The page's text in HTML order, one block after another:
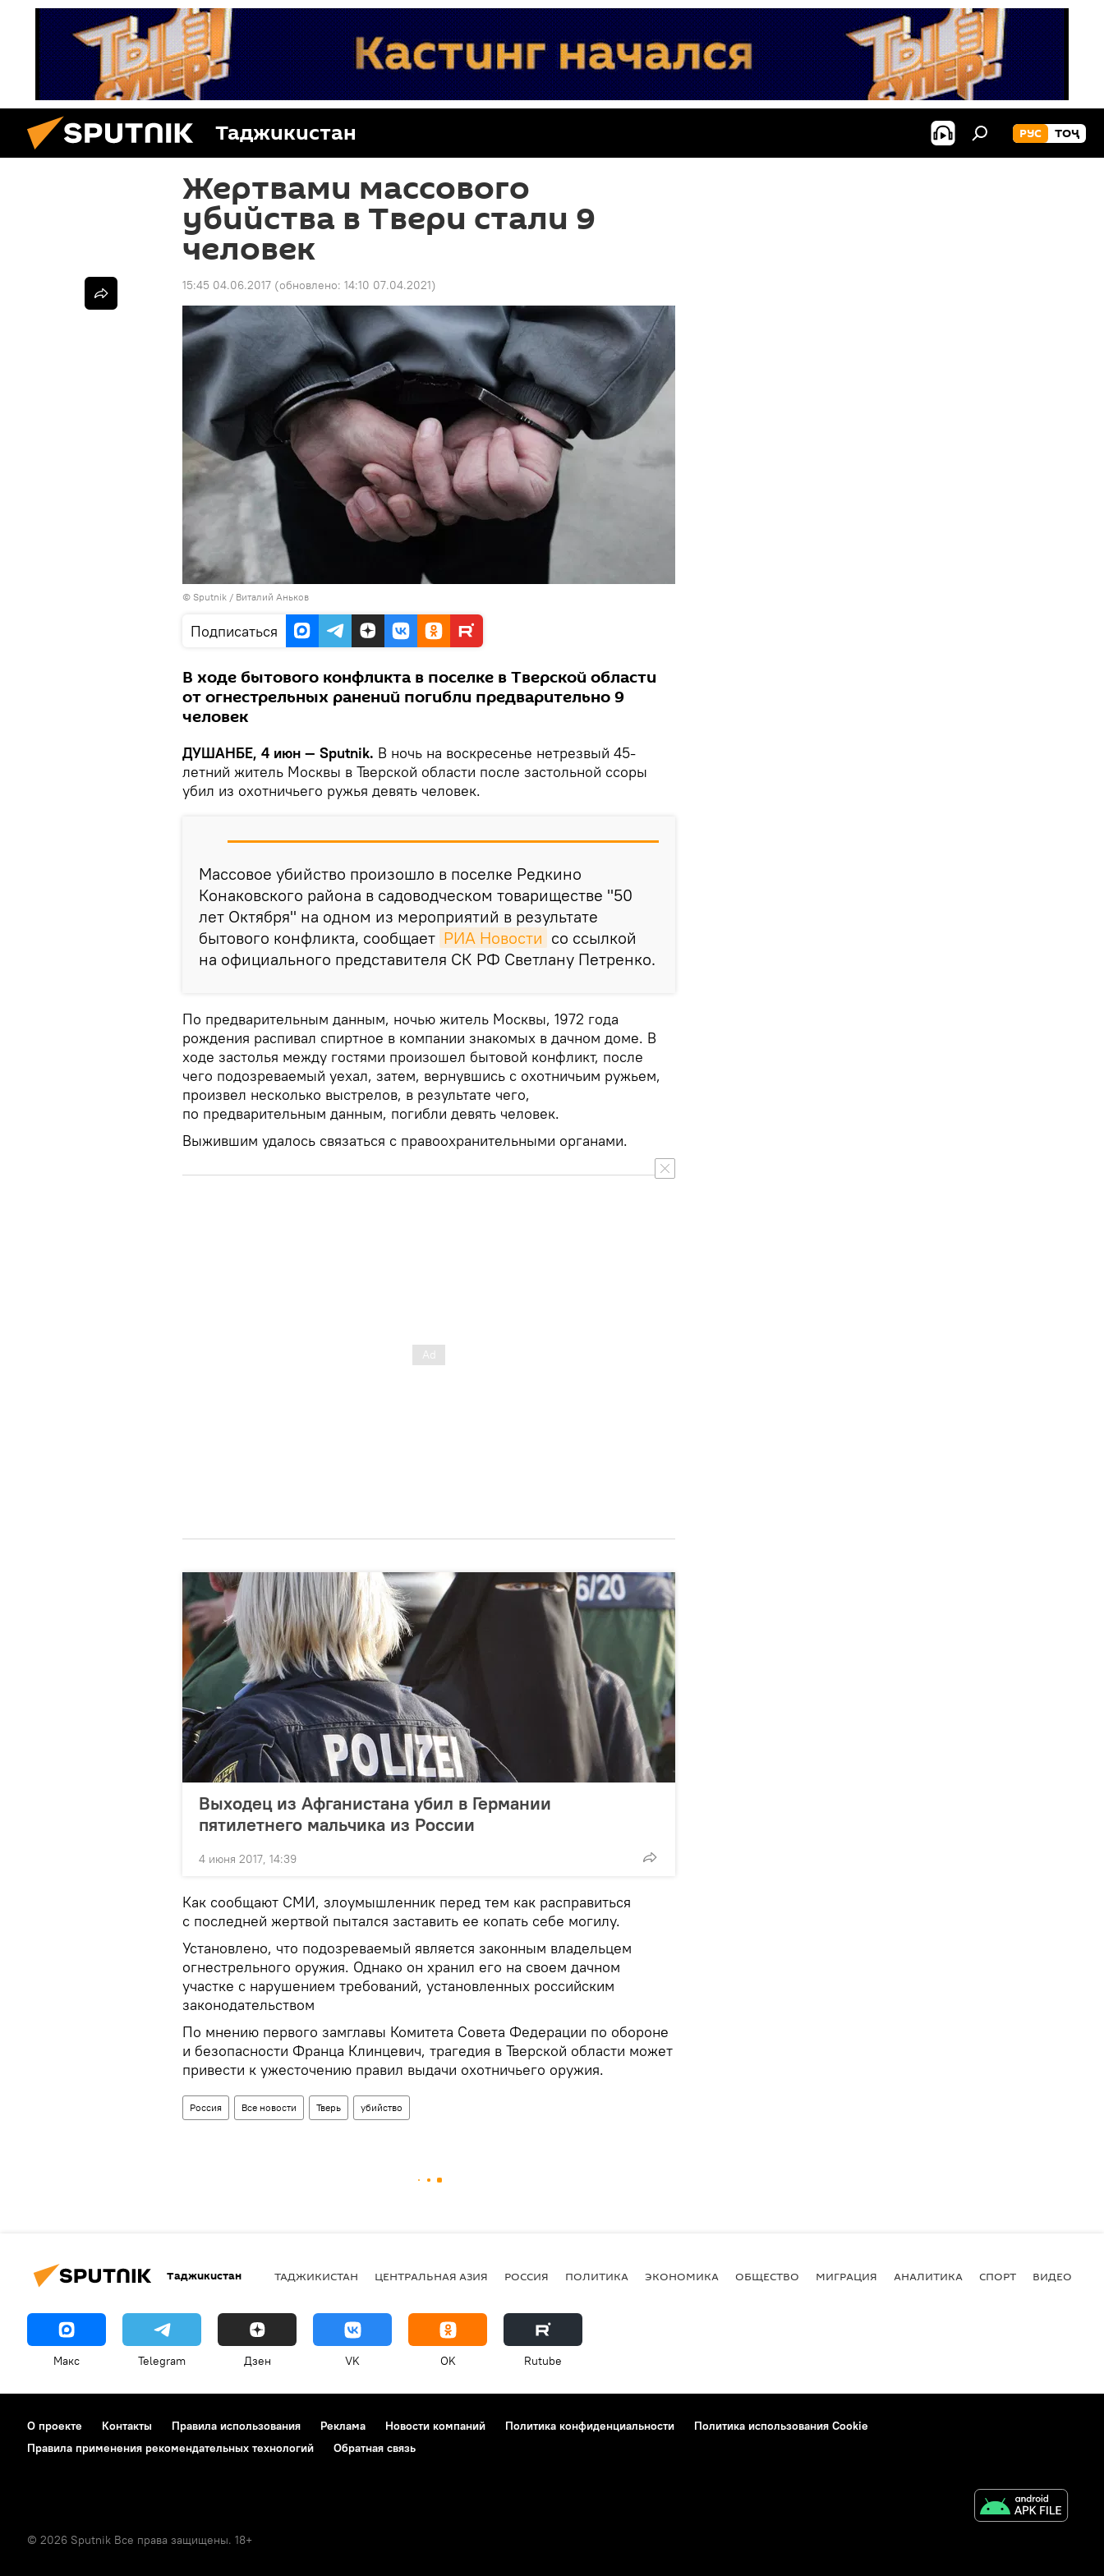
Таджикистан РУС ТОҶ
Жертвами массового
убийства в Твери стали 9
человек
15:45 04.06.2017 (обновлено: 14:10 07.04.2021)
© Sputnik / Виталий Аньков
Подписаться
В ходе бытового конфликта в поселке в Тверской области
от огнестрельных ранений погибли предварительно 9
человек
ДУШАНБЕ, 4 июн — Sputnik. В ночь на воскресенье нетрезвый 45-
летний житель Москвы в Тверской области после застольной ссоры
убил из охотничьего ружья девять человек.
Массовое убийство произошло в поселке Редкино
Конаковского района в садоводческом товариществе "50
лет Октября" на одном из мероприятий в результате
бытового конфликта, сообщает РИА Новости со ссылкой
на официального представителя СК РФ Светлану Петренко.
По предварительным данным, ночью житель Москвы, 1972 года
рождения распивал спиртное в компании знакомых в дачном доме. В
ходе застолья между гостями произошел бытовой конфликт, после
чего подозреваемый уехал, затем, вернувшись с охотничьим ружьем,
произвел несколько выстрелов, в результате чего,
по предварительным данным, погибли девять человек.
Выжившим удалось связаться с правоохранительными органами.
Выходец из Афганистана убил в Германии
пятилетнего мальчика из России
4 июня 2017, 14:39
Как сообщают СМИ, злоумышленник перед тем как расправиться
с последней жертвой пытался заставить ее копать себе могилу.
Установлено, что подозреваемый является законным владельцем
огнестрельного оружия. Однако он хранил его на своем дачном
участке с нарушением требований, установленных российским
законодательством
По мнению первого замглавы Комитета Совета Федерации по обороне
и безопасности Франца Клинцевич, трагедия в Тверской области может
привести к ужесточению правил выдачи охотничьего оружия.
Россия Все новости Тверь убийство
Таджикистан ТАДЖИКИСТАН ЦЕНТРАЛЬНАЯ АЗИЯ РОССИЯ ПОЛИТИКА ЭКОНОМИКА ОБЩЕСТВО МИГРАЦИЯ АНАЛИТИКА СПОРТ ВИДЕО
Макс Telegram Дзен VK OK Rutube
О проекте Контакты Правила использования Реклама Новости компаний Политика конфиденциальности
Политика использования Cookie
Правила применения рекомендательных технологий
Обратная связь
© 2026 Sputnik Все права защищены. 18+